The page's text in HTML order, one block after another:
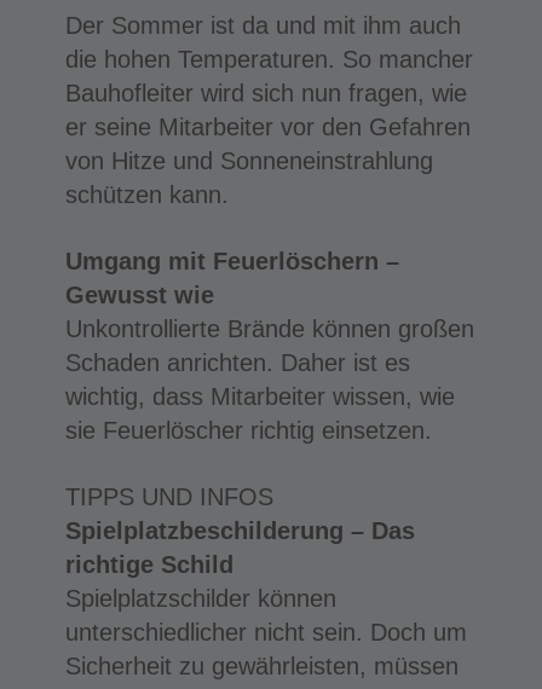
Der Sommer ist da und mit ihm auch
die hohen Temperaturen. So mancher
Bauhofleiter wird sich nun fragen, wie
er seine Mitarbeiter vor den Gefahren
von Hitze und Sonneneinstrahlung
schützen kann.
Umgang mit Feuerlöschern –
Gewusst wie
Unkontrollierte Brände können großen
Schaden anrichten. Daher ist es
wichtig, dass Mitarbeiter wissen, wie
sie Feuerlöscher richtig einsetzen.
TIPPS UND INFOS
Spielplatzbeschilderung – Das
richtige Schild
Spielplatzschilder können
unterschiedlicher nicht sein. Doch um
Sicherheit zu gewährleisten, müssen